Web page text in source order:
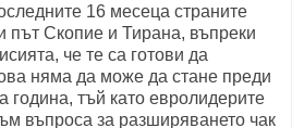
16 месеца страните
път Скопие и Тирана, въпреки
че те са готови да
няма да може да стане преди
година, тъй като евролидерите
въпроса за разширяването чак